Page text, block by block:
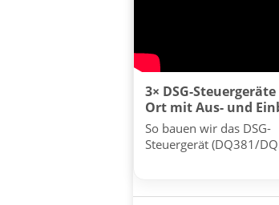
3× DSG-Steuergeräte
Ort mit Aus- und
So bauen wir das DSG-
Steuergerät (DQ381/
ein.